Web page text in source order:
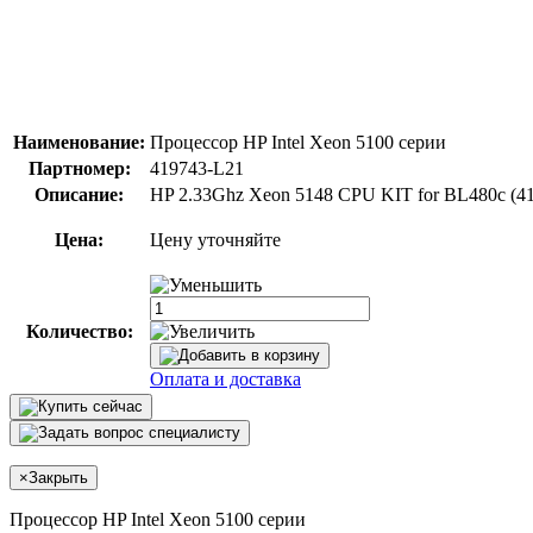
Наименование: Процессор HP Intel Xeon 5100 серии
Партномер:
419743-L21
Описание:
HP 2.33Ghz Xeon 5148 CPU KIT for BL480c
Цена: Цену уточняйте
Количество:
Оплата и доставка
×Закрыть
Процессор HP Intel Xeon 5100 серии